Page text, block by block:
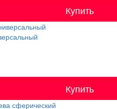
Купить
Купить